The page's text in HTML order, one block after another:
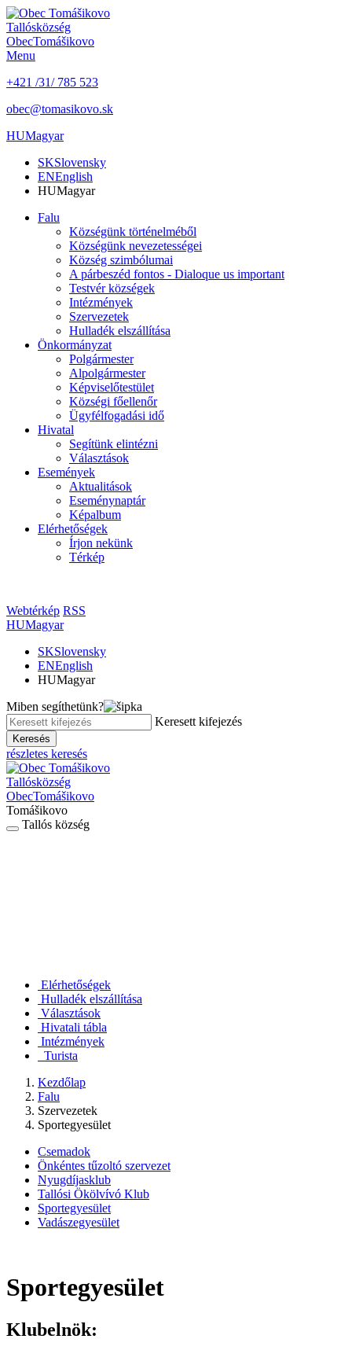
Tallósközség
ObecTomášikovo
Menu
+421 /31/ 785 523
obec@tomasikovo.sk
HUMagyar
SKSlovensky
ENEnglish
HUMagyar
Falu
Községünk történelméből
Községünk nevezetességei
Község szimbólumai
A párbeszéd fontos - Dialoque us important
Testvér községek
Intézmények
Szervezetek
Hulladék elszállítása
Önkormányzat
Polgármester
Alpolgármester
Képviselőtestület
Községi főellenőr
Ügyfélfogadási idő
Hivatal
Segítünk elintézni
Választások
Események
Aktualitások
Eseménynaptár
Képalbum
Elérhetőségek
Írjon nekünk
Térkép
Webtérkép RSS
HUMagyar
SKSlovensky
ENEnglish
HUMagyar
Miben segíthetünk?
Keresett kifejezés
Keresés
részletes keresés
Tallósközség
ObecTomášikovo
Tomášikovo
Tallós község
Elérhetőségek
Hulladék elszállítása
Választások
Hivatali tábla
Intézmények
Turista
Kezdőlap
Falu
Szervezetek
Sportegyesület
Csemadok
Önkéntes tűzoltó szervezet
Nyugdíjasklub
Tallósi Ökölvívó Klub
Sportegyesület
Vadászegyesület
Sportegyesület
Klubelnök: